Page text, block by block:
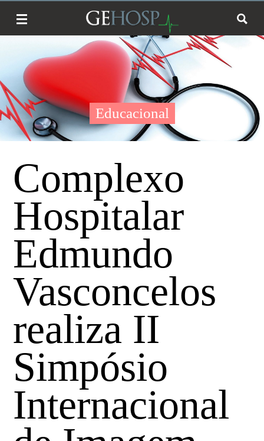
Educacional
Complexo
Hospitalar
Edmundo
Vasconcelos
realiza II
Simpósio
Internacional